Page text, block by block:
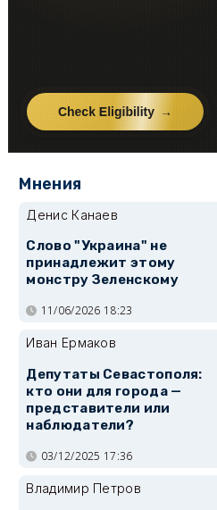
Мнения
Денис Канаев
Слово "Украина" не
принадлежит этому
монстру Зеленскому
11/06/2026 18:23
Иван Ермаков
Депутаты Севастополя:
кто они для города —
представители или
наблюдатели?
03/12/2025 17:36
Владимир Петров